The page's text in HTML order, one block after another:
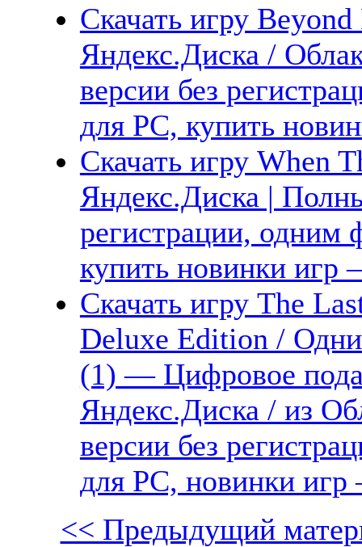
Скачать игру
Яндекс.Диска /
версии без
для PC, купить
Скачать игру When
Яндекс.Диска |
регистрации, одним
купить новинки
Скачать игру The
Deluxe Edition /
(1) — Цифровое
Яндекс.Диска / из
версии без
для PC, новинки
<< Предыдущий